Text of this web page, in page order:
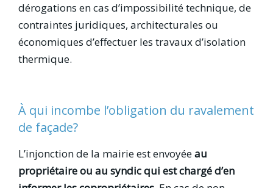
dérogations en cas d’impossibilité technique, de
contraintes juridiques, architecturales ou
économiques d’effectuer les travaux d’isolation
thermique.
À qui incombe l’obligation du ravalement
de façade?
L’injonction de la mairie est envoyéeau
propriétaire ou au syndic qui est chargé d’en